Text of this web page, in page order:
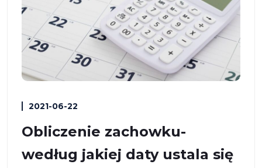
2021-06-22
Obliczenie zachowku-
według jakiej daty ustala się